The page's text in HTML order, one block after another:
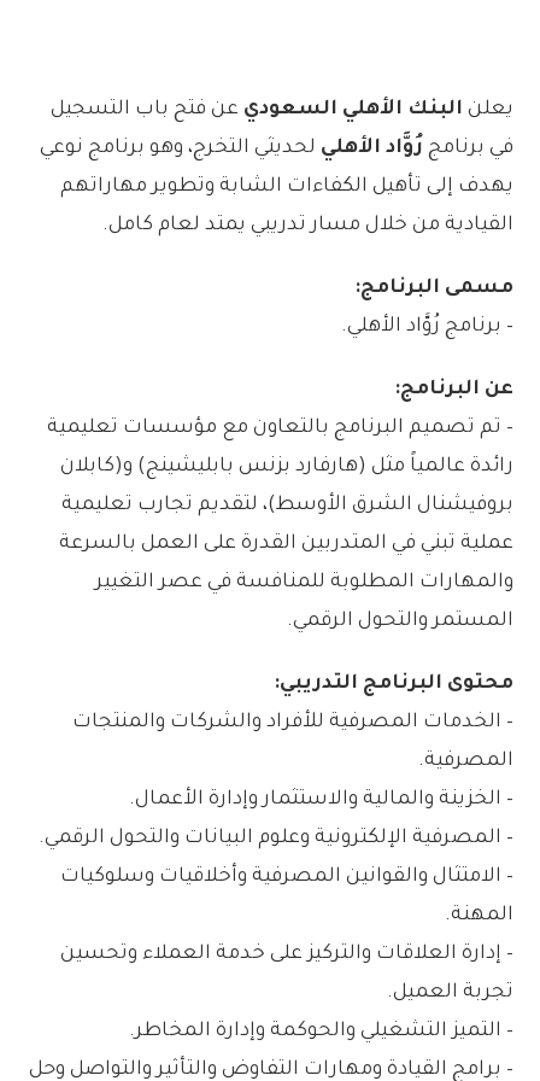
يعلن البنك الأهلي السعودي عن فتح باب التسجيل
في برنامج رُوَّاد الأهلي لحديثي التخرج، وهو برنامج نوعي
يهدف إلى تأهيل الكفاءات الشابة وتطوير مهاراتهم
القيادية من خلال مسار تدريبي يمتد لعام كامل.
مسمى البرنامج:
– برنامج رُوَّاد الأهلي.
عن البرنامج:
– تم تصميم البرنامج بالتعاون مع مؤسسات تعليمية
رائدة عالمياً مثل (هارفارد بزنس بابليشينج) و(كابلان
بروفيشنال الشرق الأوسط)، لتقديم تجارب تعليمية
عملية تبني في المتدربين القدرة على العمل بالسرعة
والمهارات المطلوبة للمنافسة في عصر التغيير
المستمر والتحول الرقمي.
محتوى البرنامج التدريبي:
– الخدمات المصرفية للأفراد والشركات والمنتجات
المصرفية.
– الخزينة والمالية والاستثمار وإدارة الأعمال.
– المصرفية الإلكترونية وعلوم البيانات والتحول الرقمي.
– الامتثال والقوانين المصرفية وأخلاقيات وسلوكيات
المهنة.
– إدارة العلاقات والتركيز على خدمة العملاء وتحسين
تجربة العميل.
– التميز التشغيلي والحوكمة وإدارة المخاطر.
– برامج القيادة ومهارات التفاوض والتأثير والتواصل وحل